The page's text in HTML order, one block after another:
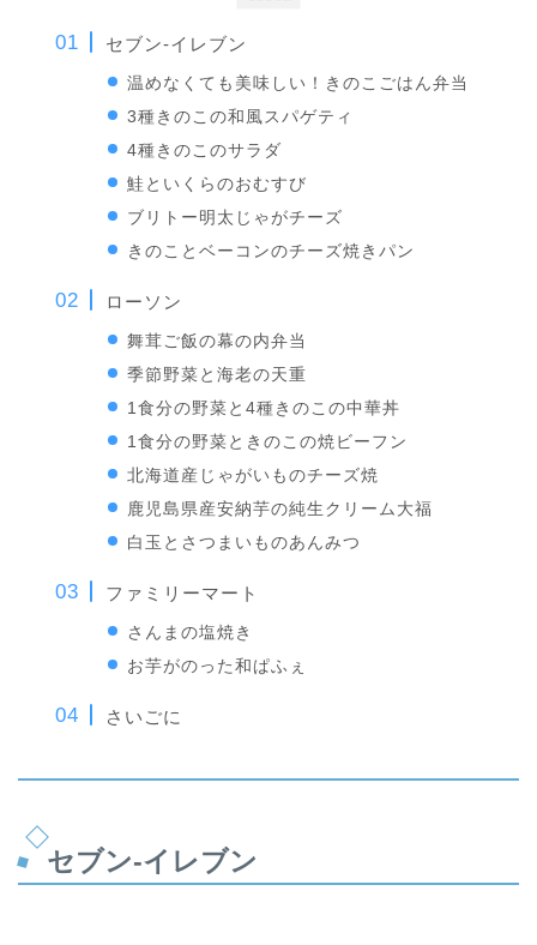
セブン-イレブン
温めなくても美味しい！きのこごはん弁当
3種きのこの和風スパゲティ
4種きのこのサラダ
鮭といくらのおむすび
ブリトー明太じゃがチーズ
きのことベーコンのチーズ焼きパン
ローソン
舞茸ご飯の幕の内弁当
季節野菜と海老の天重
1食分の野菜と4種きのこの中華丼
1食分の野菜ときのこの焼ビーフン
北海道産じゃがいものチーズ焼
鹿児島県産安納芋の純生クリーム大福
白玉とさつまいものあんみつ
ファミリーマート
さんまの塩焼き
お芋がのった和ぱふぇ
さいごに
セブン-イレブン